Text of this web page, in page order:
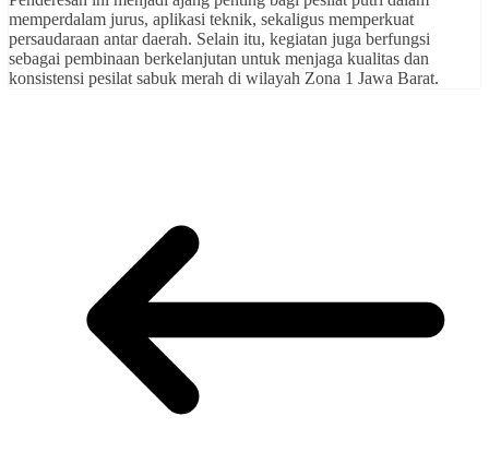
memperdalam jurus, aplikasi teknik, sekaligus memperkuat
persaudaraan antar daerah. Selain itu, kegiatan juga berfungsi
sebagai pembinaan berkelanjutan untuk menjaga kualitas dan
konsistensi pesilat sabuk merah di wilayah Zona 1 Jawa Barat.